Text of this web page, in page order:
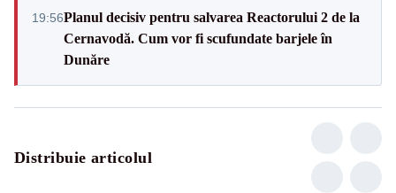
19:56Planul decisiv pentru salvarea Reactorului 2 de la
Cernavodă. Cum vor fi scufundate barjele în
Dunăre
Distribuie articolul